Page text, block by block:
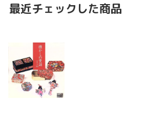
最近チェックした商品